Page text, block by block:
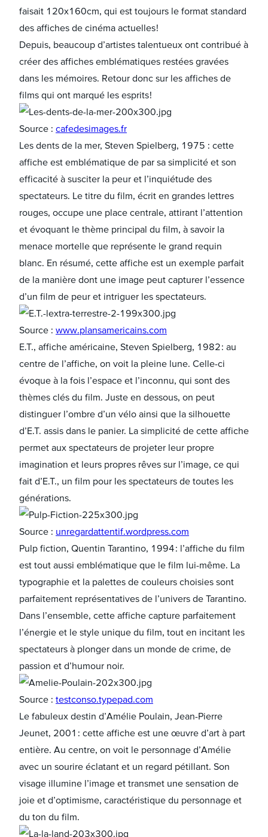
faisait 120x160cm, qui est toujours le format standard
des affiches de cinéma actuelles !
Depuis, beaucoup d’artistes talentueux ont contribué à
créer des affiches emblématiques restées gravées
dans les mémoires. Retour donc sur les affiches de
films qui ont marqué les esprits !
Source : cafedesimages.fr
Les dents de la mer, Steven Spielberg, 1975 : cette
affiche est emblématique de par sa simplicité et son
efficacité à susciter la peur et l’inquiétude des
spectateurs. Le titre du film, écrit en grandes lettres
rouges, occupe une place centrale, attirant l’attention
et évoquant le thème principal du film, à savoir la
menace mortelle que représente le grand requin
blanc. En résumé, cette affiche est un exemple parfait
de la manière dont une image peut capturer l’essence
d’un film de peur et intriguer les spectateurs.
Source : www.plansamericains.com
E.T., affiche américaine, Steven Spielberg, 1982 : au
centre de l’affiche, on voit la pleine lune. Celle-ci
évoque à la fois l’espace et l’inconnu, qui sont des
thèmes clés du film. Juste en dessous, on peut
distinguer l’ombre d’un vélo ainsi que la silhouette
d’E.T. assis dans le panier. La simplicité de cette affiche
permet aux spectateurs de projeter leur propre
imagination et leurs propres rêves sur l’image, ce qui
fait d’E.T., un film pour les spectateurs de toutes les
générations.
Source : unregardattentif.wordpress.com
Pulp fiction, Quentin Tarantino, 1994 : l’affiche du film
est tout aussi emblématique que le film lui-même. La
typographie et la palettes de couleurs choisies sont
parfaitement représentatives de l’univers de Tarantino.
Dans l’ensemble, cette affiche capture parfaitement
l’énergie et le style unique du film, tout en incitant les
spectateurs à plonger dans un monde de crime, de
passion et d’humour noir.
Source : testconso.typepad.com
Le fabuleux destin d’Amélie Poulain, Jean-Pierre
Jeunet, 2001 : cette affiche est une œuvre d’art à part
entière. Au centre, on voit le personnage d’Amélie
avec un sourire éclatant et un regard pétillant. Son
visage illumine l’image et transmet une sensation de
joie et d’optimisme, caractéristique du personnage et
du ton du film.